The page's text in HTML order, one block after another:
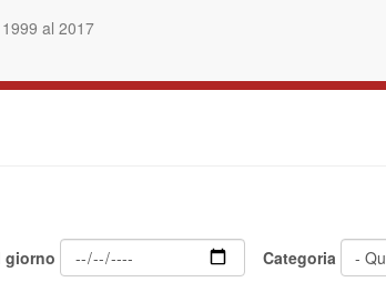
al 2017
giorno Categoria